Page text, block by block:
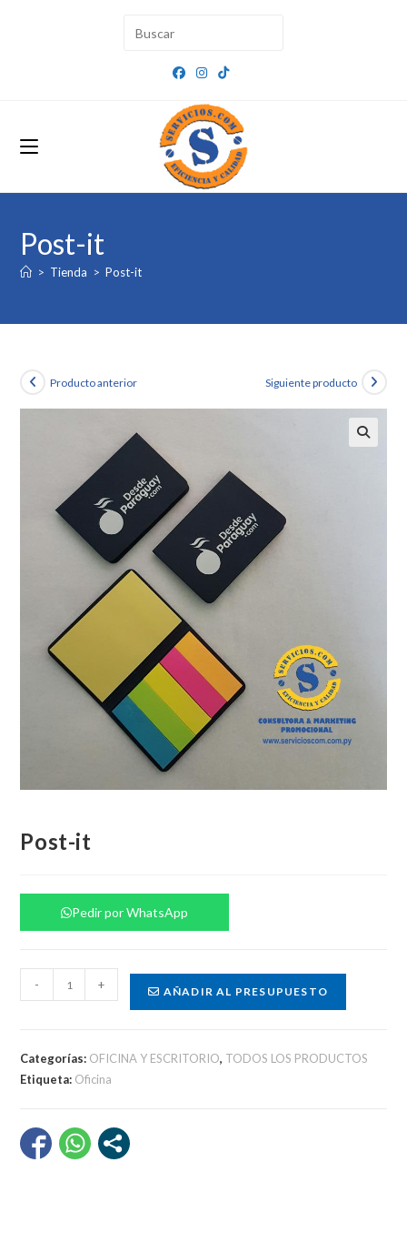
Post-it
> Tienda > Post-it
Producto anterior Siguiente producto
Post-it
Pedir por WhatsApp
it
- + AÑADIR AL PRESUPUESTO
Categorías: OFICINA Y ESCRITORIO, TODOS LOS PRODUCTOS
Etiqueta: Oficina